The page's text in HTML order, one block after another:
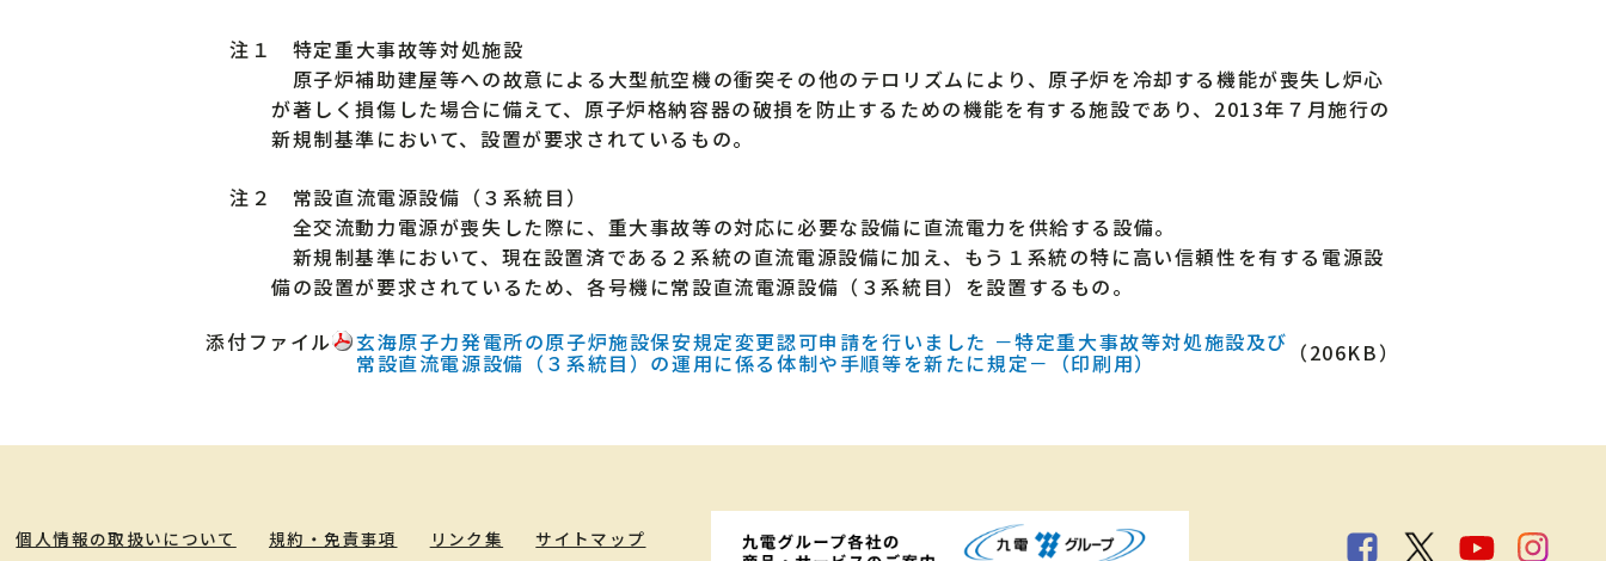
注１ 特定重大事故等対処施設
原子炉補助建屋等への故意による大型航空機の衝突その他のテロリズムにより、原子炉を冷却する機能が喪失し炉心
が著しく損傷した場合に備えて、原子炉格納容器の破損を防止するための機能を有する施設であり、2013年７月施行の
新規制基準において、設置が要求されているもの。
注２ 常設直流電源設備（３系統目）
全交流動力電源が喪失した際に、重大事故等の対応に必要な設備に直流電力を供給する設備。
新規制基準において、現在設置済である２系統の直流電源設備に加え、もう１系統の特に高い信頼性を有する電源設
備の設置が要求されているため、各号機に常設直流電源設備（３系統目）を設置するもの。
添付ファイル
玄海原子力発電所の原子炉施設保安規定変更認可申請を行いました －特定重大事故等対処施設及び
常設直流電源設備（３系統目）の運用に係る体制や手順等を新たに規定－（印刷用） （206KB）
個人情報の取扱いについて 規約・免責事項 リンク集 サイトマップ